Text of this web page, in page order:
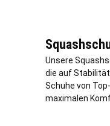
Unsere
die auf
Schuhe von
maximalen